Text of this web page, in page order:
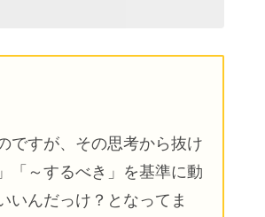
ですが、その思考から抜け
～するべき」を基準に動
いんだっけ？となってま